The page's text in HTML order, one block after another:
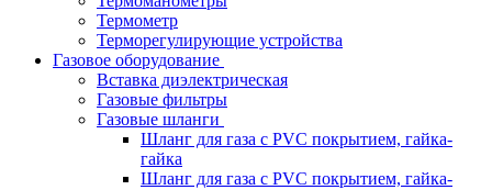
Термометр
Терморегулирующие устройства
Газовое оборудование
Вставка диэлектрическая
Газовые фильтры
Газовые шланги
Шланг для газа с PVC покрытием, гайка-
гайка
Шланг для газа с PVC покрытием, гайка-